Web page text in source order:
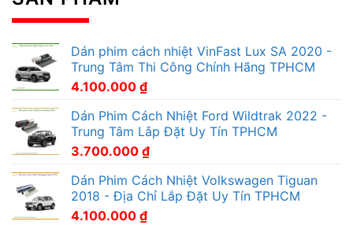
Dán phim cách nhiệt VinFast Lux SA 2020 -
Trung Tâm Thi Công Chính Hãng TPHCM
4.100.000 ₫
Dán Phim Cách Nhiệt Ford Wildtrak 2022 -
Trung Tâm Lắp Đặt Uy Tín TPHCM
3.700.000 ₫
Dán Phim Cách Nhiệt Volkswagen Tiguan
2018 - Địa Chỉ Lắp Đặt Uy Tín TPHCM
4.100.000 ₫